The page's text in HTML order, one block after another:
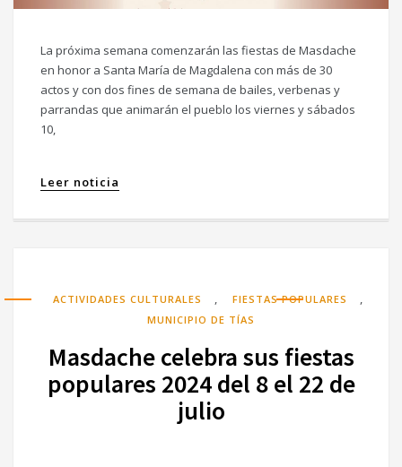
La próxima semana comenzarán las fiestas de Masdache
en honor a Santa María de Magdalena con más de 30
actos y con dos fines de semana de bailes, verbenas y
parrandas que animarán el pueblo los viernes y sábados
10,
Leer noticia
ACTIVIDADES CULTURALES , FIESTAS POPULARES ,
MUNICIPIO DE TÍAS
Masdache celebra sus fiestas
populares 2024 del 8 el 22 de
julio